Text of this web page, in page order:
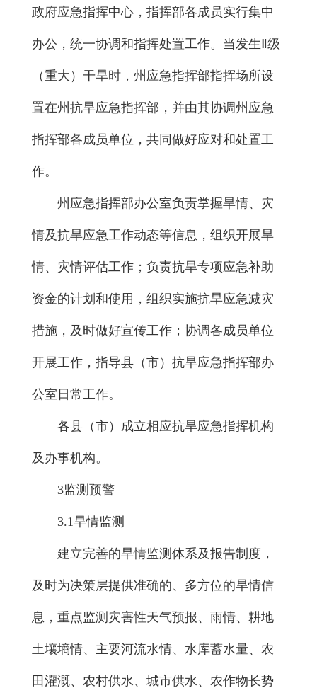
政府应急指挥中心，指挥部各成员实行集中
办公，统一协调和指挥处置工作。当发生Ⅱ级
（重大）干旱时，州应急指挥部指挥场所设
置在州抗旱应急指挥部，并由其协调州应急
指挥部各成员单位，共同做好应对和处置工
作。
州应急指挥部办公室负责掌握旱情、灾
情及抗旱应急工作动态等信息，组织开展旱
情、灾情评估工作；负责抗旱专项应急补助
资金的计划和使用，组织实施抗旱应急减灾
措施，及时做好宣传工作；协调各成员单位
开展工作，指导县（市）抗旱应急指挥部办
公室日常工作。
各县（市）成立相应抗旱应急指挥机构
及办事机构。
3监测预警
3.1旱情监测
建立完善的旱情监测体系及报告制度，
及时为决策层提供准确的、多方位的旱情信
息，重点监测灾害性天气预报、雨情、耕地
土壤墒情、主要河流水情、水库蓄水量、农
田灌溉、农村供水、城市供水、农作物长势